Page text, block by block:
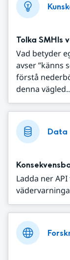
Tolka SMHIs
Vad betyder
avser ”känns
förstå
denna
Data
Ladda ner